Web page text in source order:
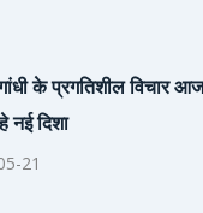
के प्रगतिशील विचार
नई दिशा
21